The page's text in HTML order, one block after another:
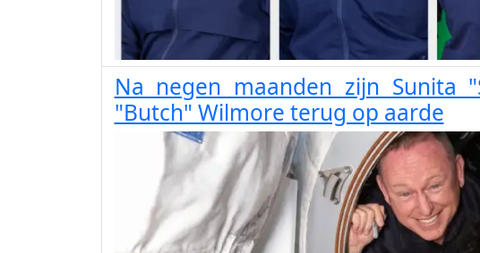
Na negen maanden zijn Sunita
"Butch" Wilmore terug op aarde